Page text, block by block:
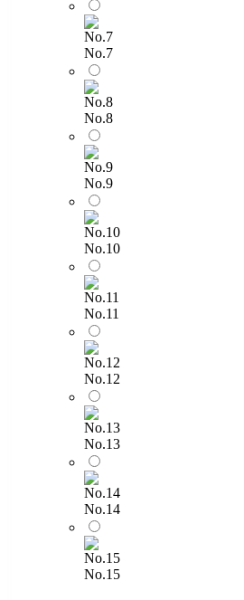
No.7
No.8
No.9
No.10
No.11
No.12
No.13
No.14
No.15